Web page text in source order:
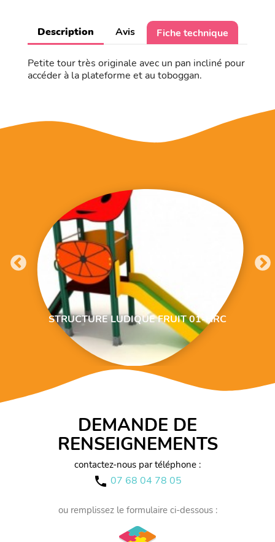
Description Avis Fiche technique
Petite tour très originale avec un pan incliné pour
accéder à la plateforme et au toboggan.
STRUCTURE LUDIQUE FRUIT 01-HRC
DEMANDE DE
RENSEIGNEMENTS
contactez-nous par téléphone :
call 07 68 04 78 05
ou remplissez le formulaire ci-dessous :